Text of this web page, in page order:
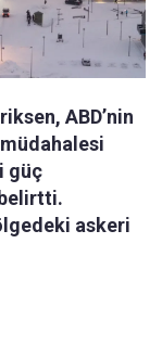
ABD’nin
güç
askeri